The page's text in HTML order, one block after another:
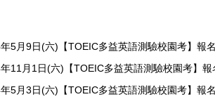
5月9日(六)【TOEIC多益英語測驗校園考】報
11月1日(六)【TOEIC多益英語測驗校園考】
5月3日(六)【TOEIC多益英語測驗校園考】報